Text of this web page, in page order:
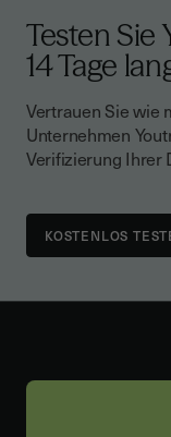
Testen Sie
14 Tage
Vertrauen Sie wie
Unternehmen
Verifizierung Ihrer